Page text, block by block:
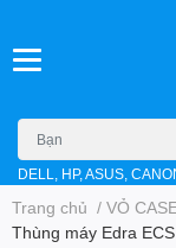
DELL, HP, ASUS,
Trang chủ / VỎ
Thùng máy Edra